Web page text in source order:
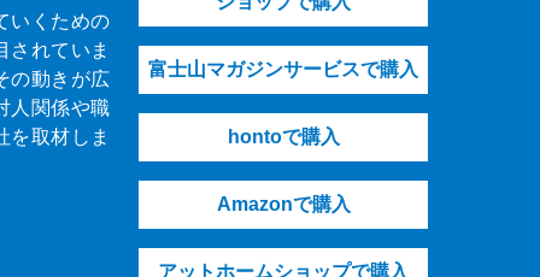
いくための
されていま
の動きが広
人関係や職
を取材しま
富士山マガジンサービスで購入
hontoで購入
Amazonで購入
アットホームショップで購入